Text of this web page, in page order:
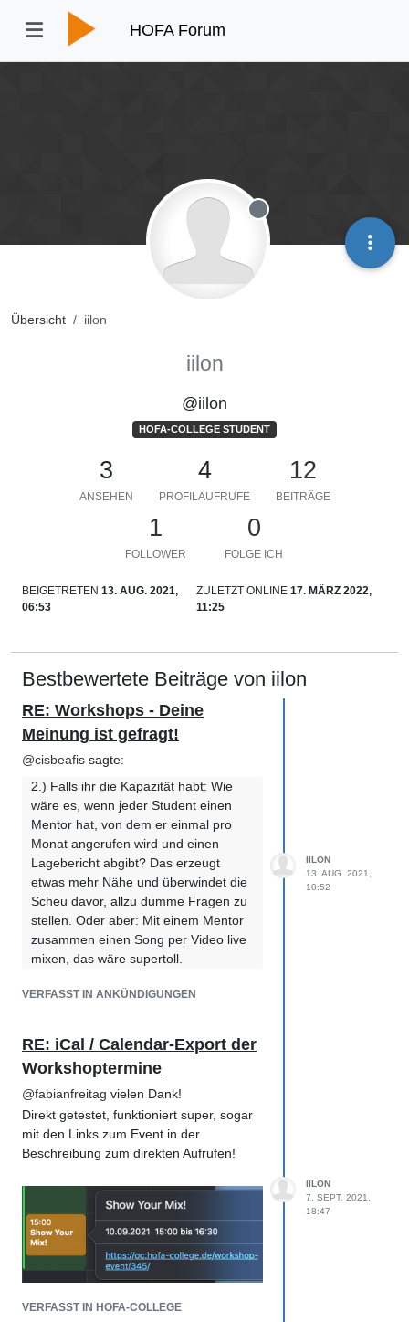
HOFA Forum
Übersicht iilon
Offline
iilon
@iilon
HOFA-COLLEGE STUDENT
3
ANSEHEN
4
PROFILAUFRUFE
12
BEITRÄGE
1
FOLLOWER
0
FOLGE ICH
BEIGETRETEN 13. AUG. 2021,
06:53
ZULETZT ONLINE 17. MÄRZ 2022,
11:25
Bestbewertete Beiträge von iilon
RE: Workshops - Deine
Meinung ist gefragt!
@cisbeafis sagte:
2.) Falls ihr die Kapazität habt: Wie
wäre es, wenn jeder Student einen
Mentor hat, von dem er einmal pro
Monat angerufen wird und einen
Lagebericht abgibt? Das erzeugt
etwas mehr Nähe und überwindet die
Scheu davor, allzu dumme Fragen zu
stellen. Oder aber: Mit einem Mentor
zusammen einen Song per Video live
mixen, das wäre supertoll.
Dem stimme ich voll und ganz zu, ein
beantworten von Fragen ist oder auch
vielleicht Tipps/Tricks oder sogar
Anregungen für etwas neues, hilft alles
ungemein.
Ich kenne so etwas ähnliches noch aus
der Ausbildungszeit vor Jahren, einmal
monatlich ein Gespräch mit dem
auch vollkommen neue Erkenntnisse
bringen oder Ideen zum Ausprobieren.
Ich bin zwar noch neu hier, aber eine
weitere Idee, u.a. falls die Kapazität für
ein Mentoren Programm nicht verfügbar
(beim Start) fixes Thema.
VERFASST IN ANKÜNDIGUNGEN
IILON
13. AUG. 2021,
10:52
RE: iCal / Calendar-Export der
Workshoptermine
@fabianfreitag vielen Dank!
Direkt getestet, funktioniert super, sogar
mit den Links zum Event in der
Beschreibung zum direkten Aufrufen!
VERFASST IN HOFA-COLLEGE
IILON
7. SEPT. 2021,
18:47